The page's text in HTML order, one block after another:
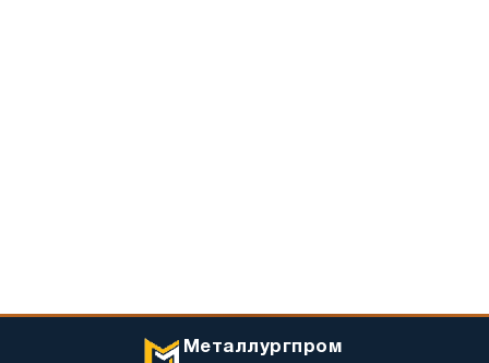
Металлургпром